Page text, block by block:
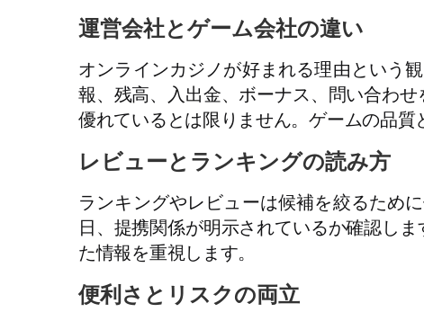
運営会社とゲーム会社の違い
オンラインカジノが好まれる理由という
報、残高、入出金、ボーナス、問い合わ
優れているとは限りません。ゲームの品質
レビューとランキングの読み方
ランキングやレビューは候補を絞るため
日、提携関係が明示されているか確認し
た情報を重視します。
便利さとリスクの両立